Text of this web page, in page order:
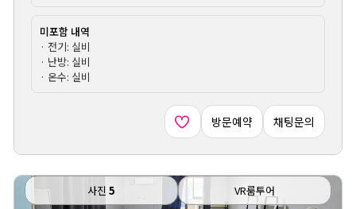
미포함 내역
· 전기: 실비
· 난방: 실비
· 온수: 실비
방문예약 채팅문의
사진 5 VR룸투어